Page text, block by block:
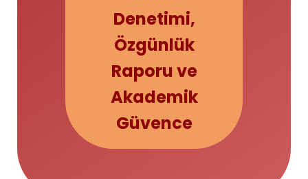
Denetimi,
Özgünlük
Raporu ve
Akademik
Güvence